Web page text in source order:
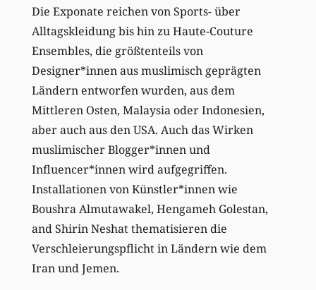
Die Exponate reichen von Sports- über
Alltagskleidung bis hin zu Haute-Couture
Ensembles, die größtenteils von
Designer*innen aus muslimisch geprägten
Ländern entworfen wurden, aus dem
Mittleren Osten, Malaysia oder Indonesien,
aber auch aus den USA. Auch das Wirken
muslimischer Blogger*innen und
Influencer*innen wird aufgegriffen.
Installationen von Künstler*innen wie
Boushra Almutawakel, Hengameh Golestan,
and Shirin Neshat thematisieren die
Verschleierungspflicht in Ländern wie dem
Iran und Jemen.